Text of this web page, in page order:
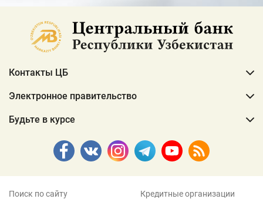
Контакты ЦБ
Электронное правительство
Будьте в курсе
Поиск по сайту Кредитные организации